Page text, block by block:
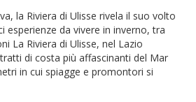
la Riviera di Ulisse rivela il suo volto
esperienze da vivere in inverno, tra
La Riviera di Ulisse, nel Lazio
di costa più affascinanti del Mar
in cui spiagge e promontori si